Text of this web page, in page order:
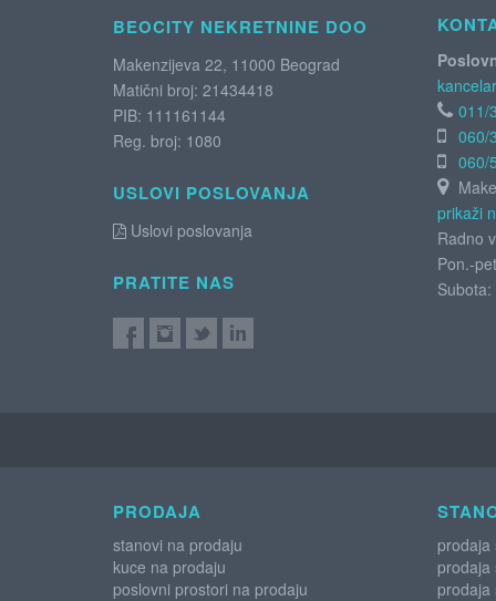
BEOCITY NEKRETNINE DOO
Makenzijeva 22, 11000 Beograd
Matični broj: 21434418
PIB: 111161144
Reg. broj: 1080
USLOVI POSLOVANJA
Uslovi poslovanja
PRATITE NAS
011/
060/
060/
prikaži
Radno
Pon.-
Subota:
PRODAJA
stanovi na prodaju
kuce na prodaju
poslovni prostori na prodaju
prodaja
prodaja
prodaja